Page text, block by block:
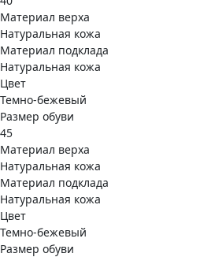
Материал верха
Натуральная кожа
Материал подклада
Натуральная кожа
Цвет
Темно-бежевый
Размер обуви
45
Материал верха
Натуральная кожа
Материал подклада
Натуральная кожа
Цвет
Темно-бежевый
Размер обуви